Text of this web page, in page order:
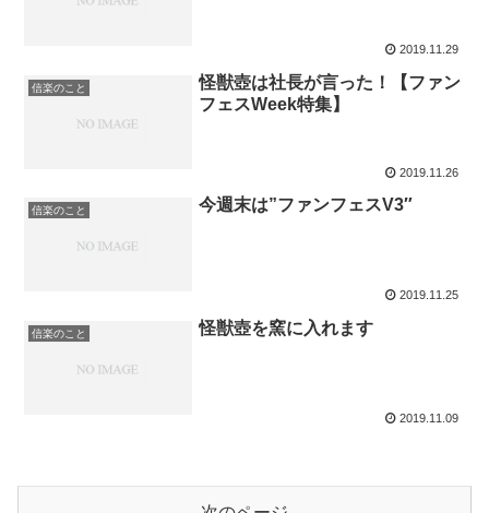
2019.11.29
信楽のこと
怪獣壺は社長が言った！【ファン
フェスWeek特集】
2019.11.26
信楽のこと 今週末は”ファンフェスV3″
2019.11.25
信楽のこと 怪獣壺を窯に入れます
2019.11.09